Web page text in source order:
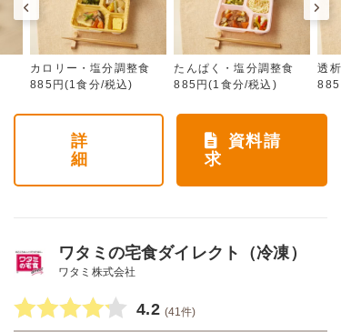
カロリー・塩分調整食
885円(1食分/税込)
たんぱく・塩分調整食
885円(1食分/税込)
透析
詳
細
資料請
求
ワタミの宅食ダイレクト（冷凍）
ワタミ株式会社
4.2 (41件)